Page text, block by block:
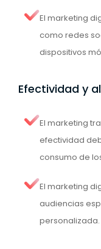
El marketing
como redes
dispositivos
Efectividad y
El marketing
efectividad
consumo de
El marketing
audiencias
personalizada.